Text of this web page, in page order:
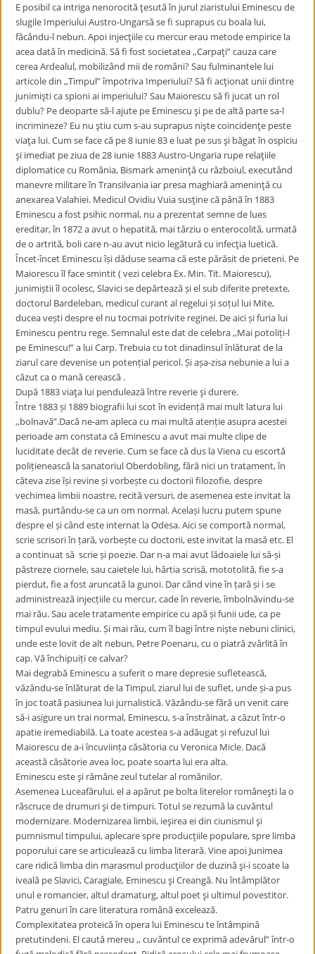
E posibil ca intriga nenorocită ţesută în jurul ziaristului Eminescu de
slugile Imperiului Austro-Ungarsă se fi suprapus cu boala lui,
făcându-l nebun. Apoi injecţiile cu mercur erau metode empirice la
acea dată în medicină. Să fi fost societatea ,,Carpaţi” cauza care
cerea Ardealul, mobilizând mii de români? Sau fulminantele lui
articole din ,,Timpul” împotriva Imperiului? Să fi acţionat unii dintre
junimişti ca spioni ai imperiului? Sau Maiorescu să fi jucat un rol
dublu? Pe deoparte să-l ajute pe Eminescu şi pe de altă parte sa-l
incrimineze? Eu nu ştiu cum s-au suprapus nişte coincidenţe peste
viaţa lui. Cum se face că pe 8 iunie 83 e luat pe sus şi băgat în ospiciu
şi imediat pe ziua de 28 iunie 1883 Austro-Ungaria rupe relaţiile
diplomatice cu România, Bismark ameninţă cu războiul, executând
manevre militare în Transilvania iar presa maghiară ameninţă cu
anexarea Valahiei. Medicul Ovidiu Vuia susţine că până în 1883
Eminescu a fost psihic normal, nu a prezentat semne de lues
ereditar, în 1872 a avut o hepatită, mai târziu o enterocolită, urmată
de o artrită, boli care n-au avut nicio legătură cu infecţia luetică.
Încet-încet Eminescu își dăduse seama că este părăsit de prieteni. Pe
Maiorescu îl face smintit ( vezi celebra Ex. Min. Tit. Maiorescu),
junimiștii îl ocolesc, Slavici se depărtează și el sub diferite pretexte,
doctorul Bardeleban, medicul curant al regelui și soțul lui Mite,
ducea vești despre el nu tocmai potrivite reginei. De aici și furia lui
Eminescu pentru rege. Semnalul este dat de celebra ,,Mai potoliți-l
pe Eminescu!” a lui Carp. Trebuia cu tot dinadinsul înlăturat de la
ziarul care devenise un potențial pericol. Și așa-zisa nebunie a lui a
căzut ca o mană cerească .
După 1883 viaţa lui pendulează între reverie şi durere.
Între 1883 și 1889 biografii lui scot în evidență mai mult latura lui
,,bolnavă”.Dacă ne-am apleca cu mai multă atenție asupra acestei
perioade am constata că Eminescu a avut mai multe clipe de
luciditate decât de reverie. Cum se face că dus la Viena cu escortă
polițienească la sanatoriul Oberdobling, fără nici un tratament, în
câteva zise își revine și vorbește cu doctorii filozofie, despre
vechimea limbii noastre, recită versuri, de asemenea este invitat la
masă, purtându-se ca un om normal. Același lucru putem spune
despre el și când este internat la Odesa. Aici se comportă normal,
scrie scrisori în țară, vorbește cu doctorii, este invitat la masă etc. El
a continuat să scrie și poezie. Dar n-a mai avut lădoaiele lui să-și
păstreze ciornele, sau caietele lui, hârtia scrisă, mototolită, fie s-a
pierdut, fie a fost aruncată la gunoi. Dar când vine în țară și i se
administrează injecțiile cu mercur, cade în reverie, îmbolnăvindu-se
mai rău. Sau acele tratamente empirice cu apă și funii ude, ca pe
timpul evului mediu. Și mai rău, cum îl bagi între niște nebuni clinici,
unde este lovit de alt nebun, Petre Poenaru, cu o piatră zvârlită în
cap. Vă închipuiți ce calvar?
Mai degrabă Eminescu a suferit o mare depresie sufletească,
văzându-se înlăturat de la Timpul, ziarul lui de suflet, unde și-a pus
în joc toată pasiunea lui jurnalistică. Văzându-se fără un venit care
să-i asigure un trai normal, Eminescu, s-a înstrăinat, a căzut într-o
apatie iremediabilă. La toate acestea s-a adăugat și refuzul lui
Maiorescu de a-i încuviința căsătoria cu Veronica Micle. Dacă
această căsătorie avea loc, poate soarta lui era alta.
Eminescu este şi rămâne zeul tutelar al românilor.
Asemenea Luceafărului, el a apărut pe bolta literelor româneşti la o
răscruce de drumuri şi de timpuri. Totul se rezumă la cuvântul
modernizare. Modernizarea limbii, ieşirea ei din ciunismul şi
pumnismul timpului, aplecare spre producţiile populare, spre limba
poporului care se articulează cu limba literară. Vine apoi Junimea
care ridică limba din marasmul producţiilor de duzină şi-i scoate la
iveală pe Slavici, Caragiale, Eminescu şi Creangă. Nu întâmplător
unul e romancier, altul dramaturg, altul poet şi ultimul povestitor.
Patru genuri în care literatura română excelează.
Complexitatea proteică în opera lui Eminescu te întâmpină
pretutindeni. El caută mereu ,, cuvântul ce exprimă adevărul” într-o